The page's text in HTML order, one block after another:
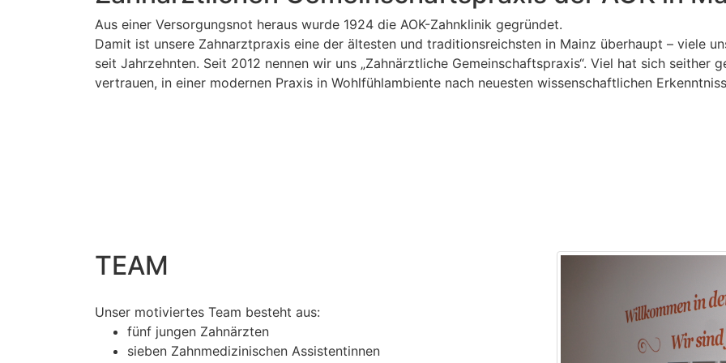
Aus einer Versorgungsnot heraus wurde 1924 die AOK-Zahnklinik gegründet.
Damit ist unsere Zahnarztpraxis eine der ältesten und traditionsreichsten in Mainz überhaupt – viele
seit Jahrzehnten. Seit 2012 nennen wir uns „Zahnärztliche Gemeinschaftspraxis“. Viel hat sich seither
vertrauen, in einer modernen Praxis in Wohlfühlambiente nach neuesten wissenschaftlichen
TEAM
Unser motiviertes Team besteht aus:
fünf jungen Zahnärzten
sieben Zahnmedizinischen Assistentinnen